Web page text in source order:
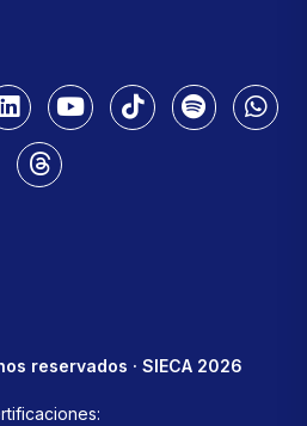
reservados · SIECA 2026